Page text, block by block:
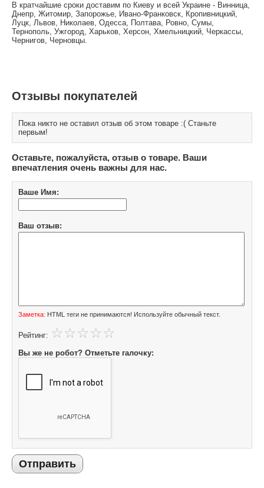
В кратчайшие сроки доставим по Киеву и всей Украине - Винница,
Днепр, Житомир, Запорожье, Ивано-Франковск, Кропивницкий,
Луцк, Львов, Николаев, Одесса, Полтава, Ровно, Сумы,
Тернополь, Ужгород, Харьков, Херсон, Хмельницкий, Черкассы,
Чернигов, Черновцы.
Отзывы покупателей
Пока никто не оставил отзыв об этом товаре :( Станьте
первым!
Оставьте, пожалуйста, отзыв о товаре. Ваши
впечатления очень важны для нас.
Ваше Имя:
Ваш отзыв:
Заметка: HTML теги не принимаются! Используйте обычный текст.
Рейтинг:
Вы же не робот? Отметьте галочку:
Отправить